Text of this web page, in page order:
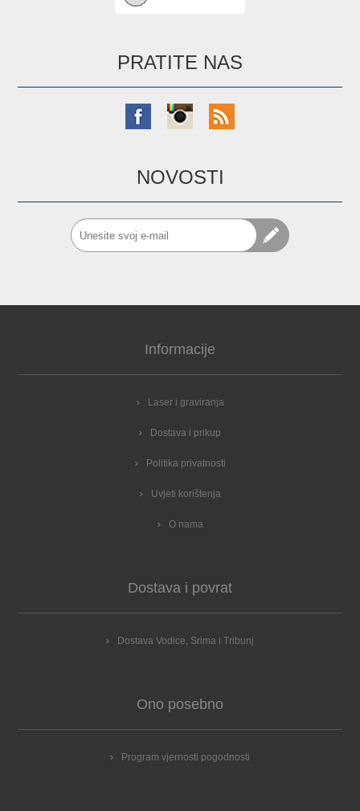
PRATITE NAS
NOVOSTI
Informacije
Laser i graviranja
Dostava i prikup
Politika privatnosti
Uvjeti korištenja
O nama
Dostava i povrat
Dostava Vodice, Srima i Tribunj
Ono posebno
Program vjernosti pogodnosti